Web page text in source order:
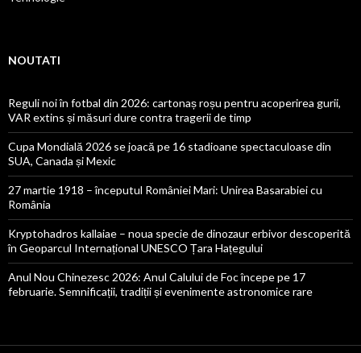
NOUTATI
Reguli noi în fotbal din 2026: cartonaș roșu pentru acoperirea gurii,
VAR extins și măsuri dure contra tragerii de timp
Cupa Mondială 2026 se joacă pe 16 stadioane spectaculoase din
SUA, Canada și Mexic
27 martie 1918 – începutul României Mari: Unirea Basarabiei cu
România
Kryptohadros kallaiae – noua specie de dinozaur erbivor descoperită
în Geoparcul Internațional UNESCO Țara Hațegului
Anul Nou Chinezesc 2026: Anul Calului de Foc începe pe 17
februarie. Semnificații, tradiții și evenimente astronomice rare